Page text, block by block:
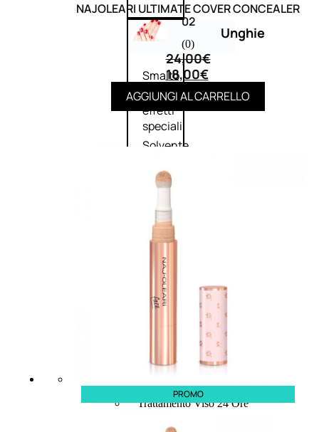
Unghie
Smalto
Smalto
effetti
speciali
Solvente
unghie
unghie
TRATTAMENTI
Trattamento Viso Antieta
Trattamento Viso Notte
Trattamento Viso 24 Ore
NAJOLEARI ULTIMATE COVER CONCEALER
02
(0)
24,00€
18,00€
AGGIUNGI AL CARRELLO
PROMO